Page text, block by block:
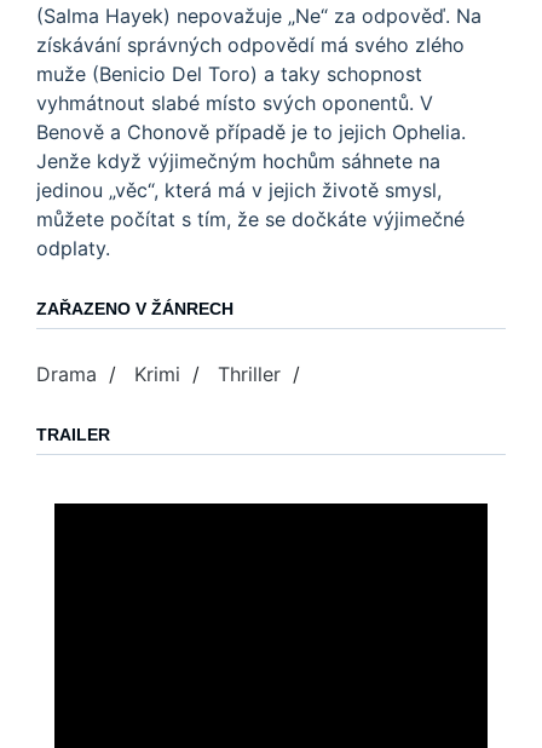
(Salma Hayek) nepovažuje „Ne“ za odpověď. Na
získávání správných odpovědí má svého zlého
muže (Benicio Del Toro) a taky schopnost
vyhmátnout slabé místo svých oponentů. V
Benově a Chonově případě je to jejich Ophelia.
Jenže když výjimečným hochům sáhnete na
jedinou „věc“, která má v jejich životě smysl,
můžete počítat s tím, že se dočkáte výjimečné
odplaty.
ZAŘAZENO V ŽÁNRECH
Drama / Krimi / Thriller /
TRAILER